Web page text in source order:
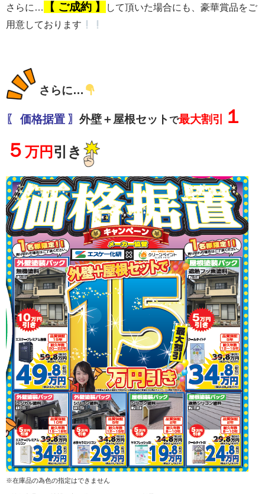
さらに… 【 ご成約 】
して頂いた場合にも、豪華賞品をご
用意しております
さらに…
〖 価格据置 〗 外壁＋屋根セットで最大割引
１
５ 万円 引き
※在庫品の為色の指定はできません